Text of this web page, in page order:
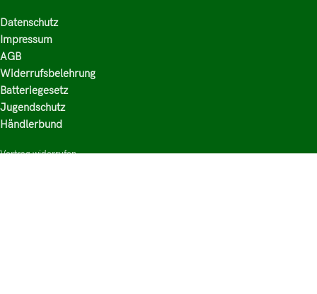
Datenschutz
Impressum
AGB
Widerrufsbelehrung
Batteriegesetz
Jugendschutz
Händlerbund
Vertrag widerrufen